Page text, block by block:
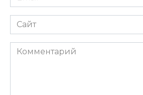
*
Сайт
Комментарий